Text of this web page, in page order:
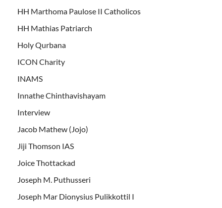
HH Marthoma Paulose II Catholicos
HH Mathias Patriarch
Holy Qurbana
ICON Charity
INAMS
Innathe Chinthavishayam
Interview
Jacob Mathew (Jojo)
Jiji Thomson IAS
Joice Thottackad
Joseph M. Puthusseri
Joseph Mar Dionysius Pulikkottil I